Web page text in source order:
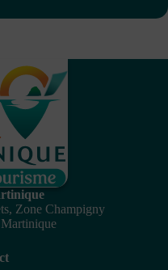
Zone Champigny